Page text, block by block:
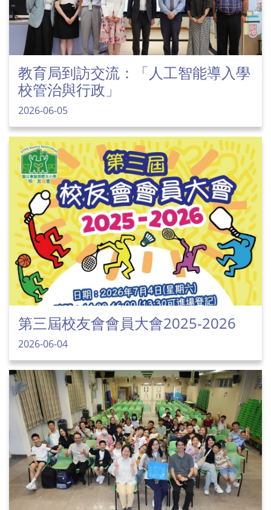
教育局到訪交流：「人工智能導入學
校管治與行政」
2026-06-05
第三屆校友會會員大會2025-2026
2026-06-04